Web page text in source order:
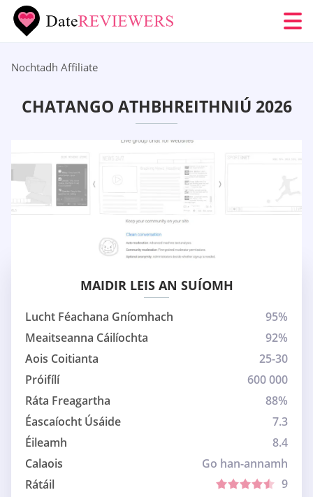
Nochtadh Affiliate
CHATANGO ATHBHREITHNIÚ 2026
MAIDIR LEIS AN SUÍOMH
Lucht Féachana Gníomhach
95%
Meaitseanna Cáilíochta
92%
Aois Coitianta
25-30
Próifílí
600 000
Ráta Freagartha
88%
Éascaíocht Úsáide
7.3
Éileamh
8.4
Calaois
Go han-annamh
Rátáil
9